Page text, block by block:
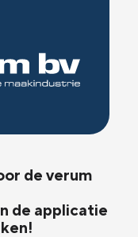
de verum
de applicatie